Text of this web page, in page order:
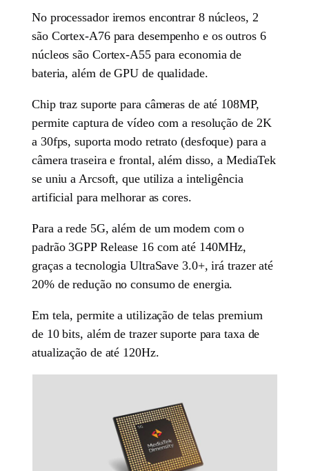
No processador iremos encontrar 8 núcleos, 2
são Cortex-A76 para desempenho e os outros 6
núcleos são Cortex-A55 para economia de
bateria, além de GPU de qualidade.
Chip traz suporte para câmeras de até 108MP,
permite captura de vídeo com a resolução de 2K
a 30fps, suporta modo retrato (desfoque) para a
câmera traseira e frontal, além disso, a MediaTek
se uniu a Arcsoft, que utiliza a inteligência
artificial para melhorar as cores.
Para a rede 5G, além de um modem com o
padrão 3GPP Release 16 com até 140MHz,
graças a tecnologia UltraSave 3.0+, irá trazer até
20% de redução no consumo de energia.
Em tela, permite a utilização de telas premium
de 10 bits, além de trazer suporte para taxa de
atualização de até 120Hz.